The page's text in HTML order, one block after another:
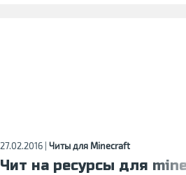
27.02.2016 | Читы для Minecraft
Чит на ресурсы для